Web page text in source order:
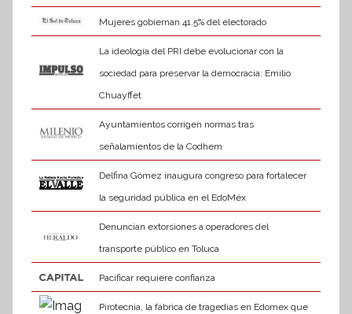
Mujeres gobiernan 41.5% del electorado
La ideología del PRI debe evolucionar con la
sociedad para preservar la democracia: Emilio
Chuayffet
Ayuntamientos corrigen normas tras
señalamientos de la Codhem
Delfina Gómez inaugura congreso para fortalecer
la seguridad pública en el EdoMéx
Denuncian extorsiones a operadores del
transporte público en Toluca
Pacificar requiere confianza
Pirotecnia, la fábrica de tragedias en Edomex que